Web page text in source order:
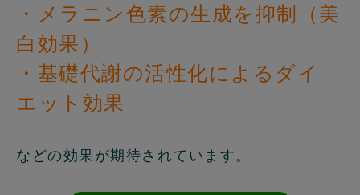
・メラニン色素の生成を抑制（美
白効果）
・基礎代謝の活性化によるダイ
エット効果
などの効果が期待されています。